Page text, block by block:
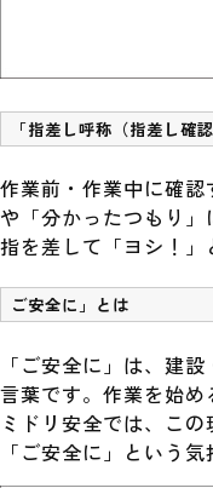
「指差し呼称（指差し確
作業前・作業中に確認
や「分かったつもり
指を差して「ヨシ！」
ご安全に」とは
「ご安全に」は、建
言葉です。作業を始め
ミドリ安全では、こ
「ご安全に」という